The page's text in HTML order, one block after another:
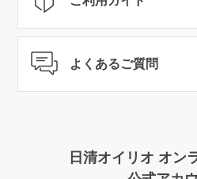
よくあるご質問
日清オイリオ オン